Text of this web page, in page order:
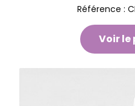
Référence :
Voir